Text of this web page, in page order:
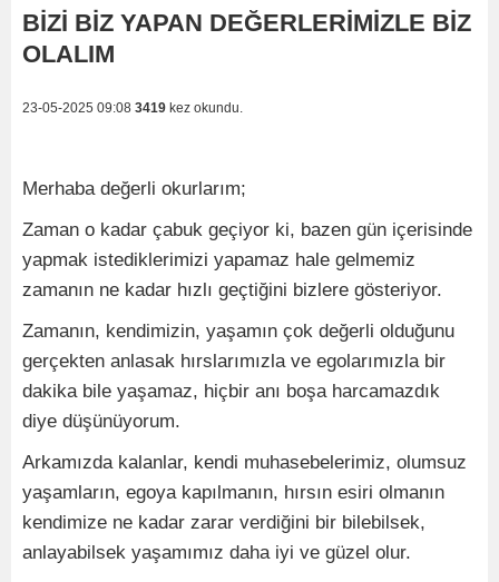
BİZİ BİZ YAPAN DEĞERLERİMİZLE BİZ
OLALIM
23-05-2025 09:08 3419 kez okundu.
Merhaba değerli okurlarım;
Zaman o kadar çabuk geçiyor ki, bazen gün içerisinde
yapmak istediklerimizi yapamaz hale gelmemiz
zamanın ne kadar hızlı geçtiğini bizlere gösteriyor.
Zamanın, kendimizin, yaşamın çok değerli olduğunu
gerçekten anlasak hırslarımızla ve egolarımızla bir
dakika bile yaşamaz, hiçbir anı boşa harcamazdık
diye düşünüyorum.
Arkamızda kalanlar, kendi muhasebelerimiz, olumsuz
yaşamların, egoya kapılmanın, hırsın esiri olmanın
kendimize ne kadar zarar verdiğini bir bilebilsek,
anlayabilsek yaşamımız daha iyi ve güzel olur.